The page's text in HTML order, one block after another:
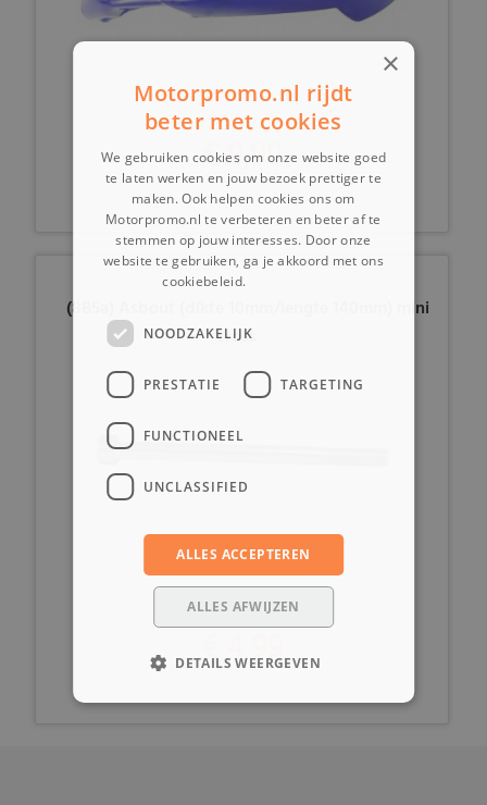
€ 9,99
(8B5a) Asbout (dikte 10mm/lengte 140mm) mini
cross
€ 4,99
×
Motorpromo.nl rijdt
beter met cookies
We gebruiken cookies om onze website goed
te laten werken en jouw bezoek prettiger te
maken. Ook helpen cookies ons om
Motorpromo.nl te verbeteren en beter af te
stemmen op jouw interesses. Door onze
website te gebruiken, ga je akkoord met ons
cookiebeleid.
NOODZAKELIJK
PRESTATIE TARGETING
FUNCTIONEEL
UNCLASSIFIED
ALLES ACCEPTEREN
ALLES AFWIJZEN
DETAILS WEERGEVEN